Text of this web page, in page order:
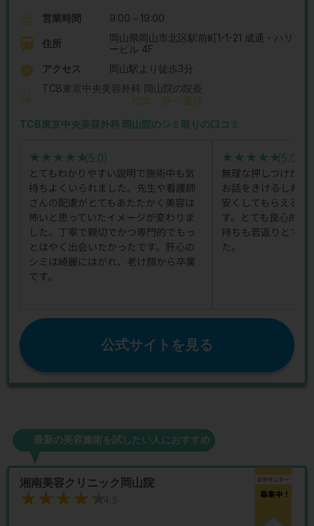
営業時間 9:00～19:00
住所
岡山県岡山市北区駅前町1-1-21 成通・ハリ
ービル 4F
アクセス
岡山駅より徒歩3分
TCB東京中央美容外科 岡山院の院長
松本 亮一 医師
TCB東京中央美容外科 岡山院のシミ取りの口コミ
★★★★★
★★★★★(5.0)
とてもわかりやすい説明で施術中も気
持ちよくいられました。先生や看護師
さんの配慮がとてもあたたかく美容は
怖いと思っていたイメージが変わりま
した。丁寧で親切でかつ専門的でもっ
とはやく出会いたかったです。肝心の
シミは綺麗にはがれ、老け顔から卒業
です。
★★★★★
★★★★★(5.0)
無理な押しつけがな
お話をきけるし希
安くしてもらえるよ
す。とても良心的で
持ちも若返りとても
た。
公式サイトを見る
最新の美容施術を試したい人におすすめ
湘南美容クリニック岡山院
★★★★★
★★★★★4.5